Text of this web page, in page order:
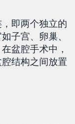
即两个独立的
子宫、卵巢、
盆腔手术中，
结构之间放置